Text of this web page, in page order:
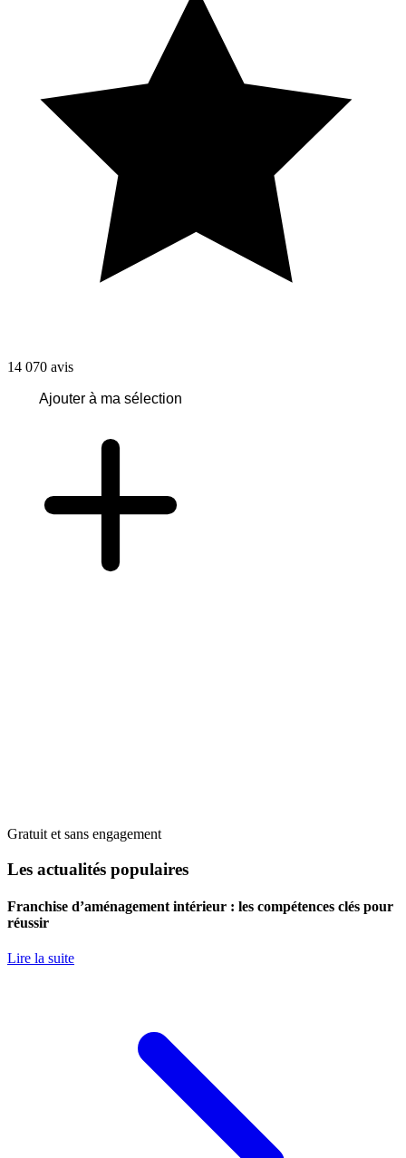
14 070 avis
Ajouter à ma sélection
Gratuit et sans engagement
Les actualités populaires
Franchise d’aménagement intérieur : les compétences clés pour
réussir
Lire la suite